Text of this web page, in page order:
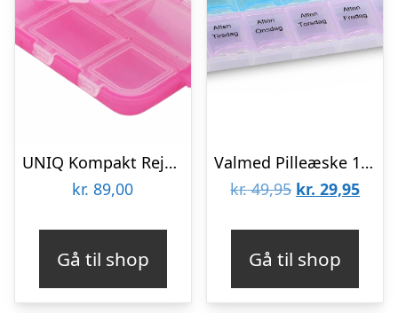
UNIQ Kompakt Rejse Pilleæske M. 10 Rum Pink (1 stk)
kr. 89,00
Gå til shop
Valmed Pilleæske 1 stk
kr.49,95 Den
var:
kr. 49,95.
kr. 29,95Den
kr.
Gå til shop